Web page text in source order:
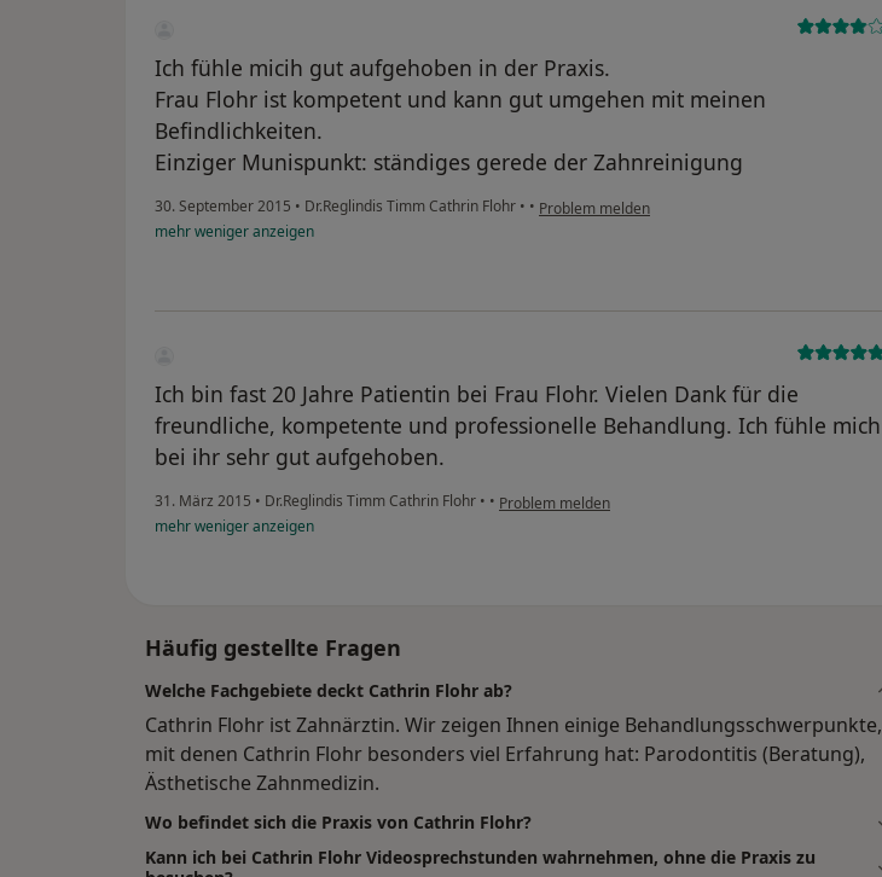
Ich fühle micih gut aufgehoben in der Praxis.
Frau Flohr ist kompetent und kann gut umgehen mit meinen
Befindlichkeiten.
Einziger Munispunkt: ständiges gerede der Zahnreinigung
30. September 2015 • Dr.Reglindis Timm Cathrin Flohr • • Problem melden
mehrwenigeranzeigen
Ich bin fast 20 Jahre Patientin bei Frau Flohr. Vielen Dank für die
freundliche, kompetente und professionelle Behandlung. Ich fühle mich
bei ihr sehr gut aufgehoben.
31. März 2015 • Dr.Reglindis Timm Cathrin Flohr • • Problem melden
mehrwenigeranzeigen
Häufig gestellte Fragen
Welche Fachgebiete deckt Cathrin Flohr ab?
Cathrin Flohr ist Zahnärztin. Wir zeigen Ihnen einige Behandlungsschwerpunkte,
mit denen Cathrin Flohr besonders viel Erfahrung hat: Parodontitis (Beratung),
Ästhetische Zahnmedizin.
Wo befindet sich die Praxis von Cathrin Flohr?
Kann ich bei Cathrin Flohr Videosprechstunden wahrnehmen, ohne die Praxis zu